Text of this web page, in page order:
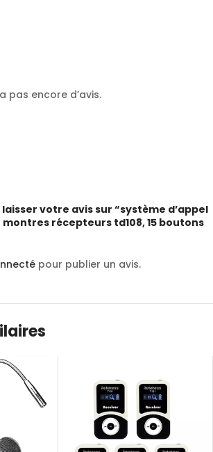
a pas encore d’avis.
votre avis sur “système d’appel
récepteurs td108, 15 boutons
pour publier un avis.